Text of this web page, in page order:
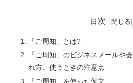
目次
「ご周知」とは?
「ご周知」のビジネスメールや
れ方、使うときの注意点
「ご周知」を使った例文